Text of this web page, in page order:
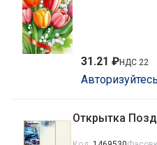
31.21 ₽НДС 22
Открытка